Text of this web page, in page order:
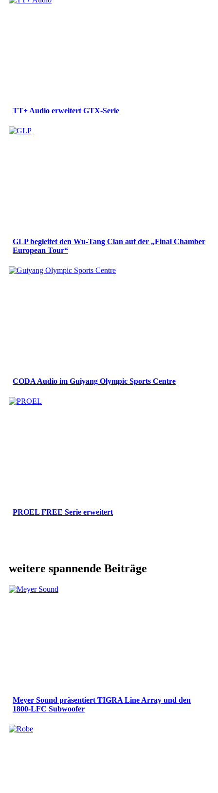
TT+ Audio erweitert GTX-Serie
GLP begleitet den Wu-Tang Clan auf der „Final Chamber
European Tour“
CODA Audio im Guiyang Olympic Sports Centre
PROEL FREE Serie erweitert
weitere spannende Beiträge
Meyer Sound präsentiert TIGRA Line Array und den
1800-LFC Subwoofer